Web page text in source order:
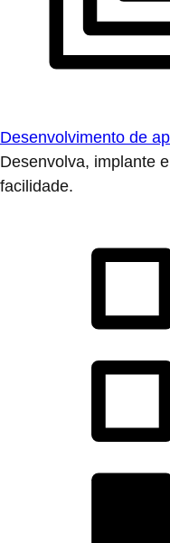
Desenvolvimento de
Desenvolva, implante
facilidade.